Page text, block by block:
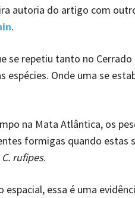
autoria do artigo com
.
se repetiu tanto no
espécies. Onde uma se
na Mata Atlântica, os
formigas quando estas
C. rufipes.
espacial, essa é uma